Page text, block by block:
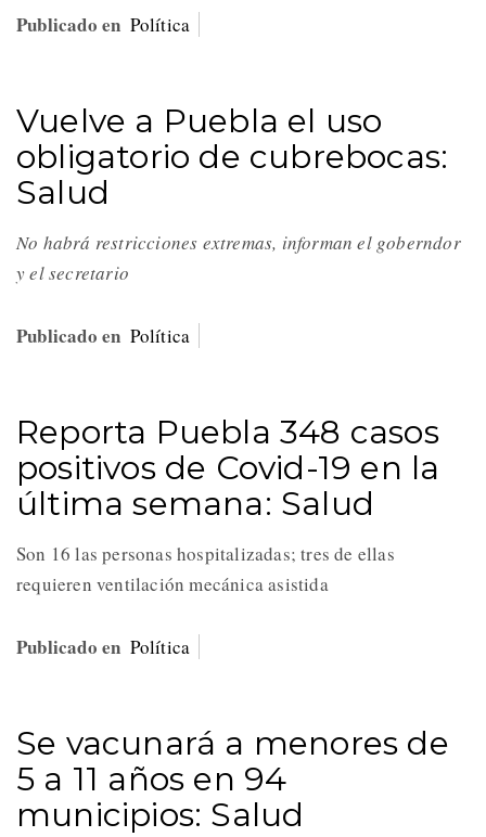
Publicado en Política
Vuelve a Puebla el uso
obligatorio de cubrebocas:
Salud
No habrá restricciones extremas, informan el goberndor
y el secretario
Publicado en Política
Reporta Puebla 348 casos
positivos de Covid-19 en la
última semana: Salud
Son 16 las personas hospitalizadas; tres de ellas
requieren ventilación mecánica asistida
Publicado en Política
Se vacunará a menores de
5 a 11 años en 94
municipios: Salud